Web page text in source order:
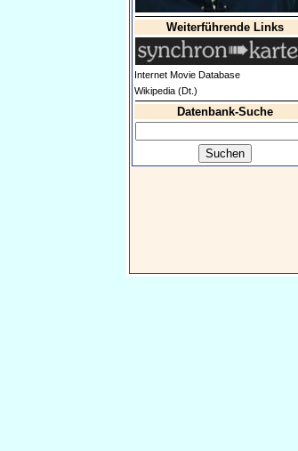
Weiterführende Links
Internet Movie Database
Wikipedia (Dt.)
Datenbank-Suche